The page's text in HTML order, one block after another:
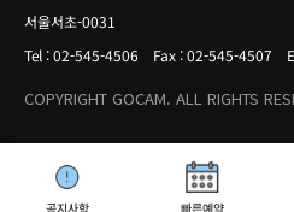
공지사항 빠른예약
서울서초-0031
Tel : 02-545-4506 Fax : 02-545-4507
COPYRIGHT GOCAM. ALL RIGHTS